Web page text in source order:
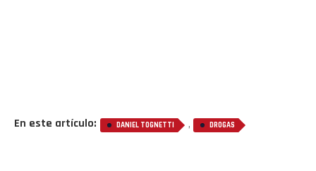
En este artículo: DANIEL TOGNETTI , DROGAS